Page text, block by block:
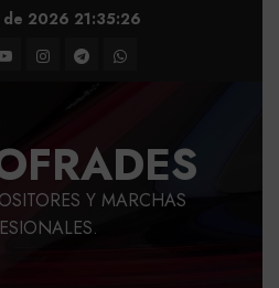
de 2026 21:35:27
Instagram
TelegramWhatsApp
Y MARCHAS